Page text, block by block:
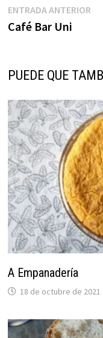
Navegación
de
ENTRADA ANTERIOR
Café Bar Uni
PUEDE QUE
A Empanadería
18 de octubre de 2021